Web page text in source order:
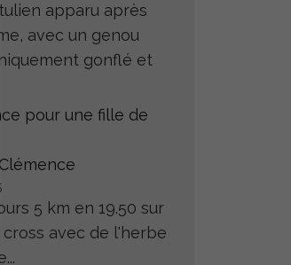
apparu après
avec un genou
gonflé et
pour une fille de
5 km en 19.50 sur
avec de l'herbe